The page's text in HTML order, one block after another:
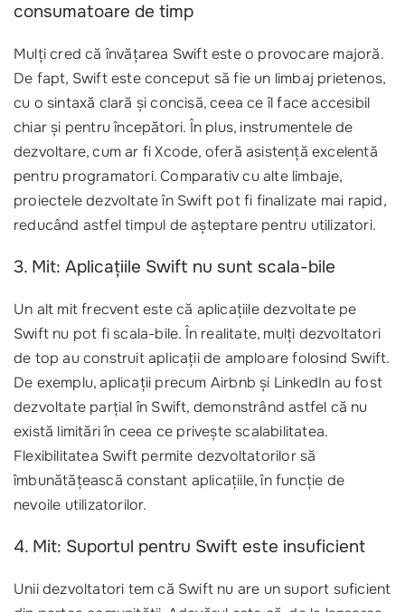
consumatoare de timp
Mulți cred că învățarea Swift este o provocare majoră.
De fapt, Swift este conceput să fie un limbaj prietenos,
cu o sintaxă clară și concisă, ceea ce îl face accesibil
chiar și pentru începători. În plus, instrumentele de
dezvoltare, cum ar fi Xcode, oferă asistență excelentă
pentru programatori. Comparativ cu alte limbaje,
proiectele dezvoltate în Swift pot fi finalizate mai rapid,
reducând astfel timpul de așteptare pentru utilizatori.
3. Mit: Aplicațiile Swift nu sunt scala-bile
Un alt mit frecvent este că aplicațiile dezvoltate pe
Swift nu pot fi scala-bile. În realitate, mulți dezvoltatori
de top au construit aplicații de amploare folosind Swift.
De exemplu, aplicații precum Airbnb și LinkedIn au fost
dezvoltate parțial în Swift, demonstrând astfel că nu
există limitări în ceea ce privește scalabilitatea.
Flexibilitatea Swift permite dezvoltatorilor să
îmbunătățească constant aplicațiile, în funcție de
nevoile utilizatorilor.
4. Mit: Suportul pentru Swift este insuficient
Unii dezvoltatori tem că Swift nu are un suport suficient